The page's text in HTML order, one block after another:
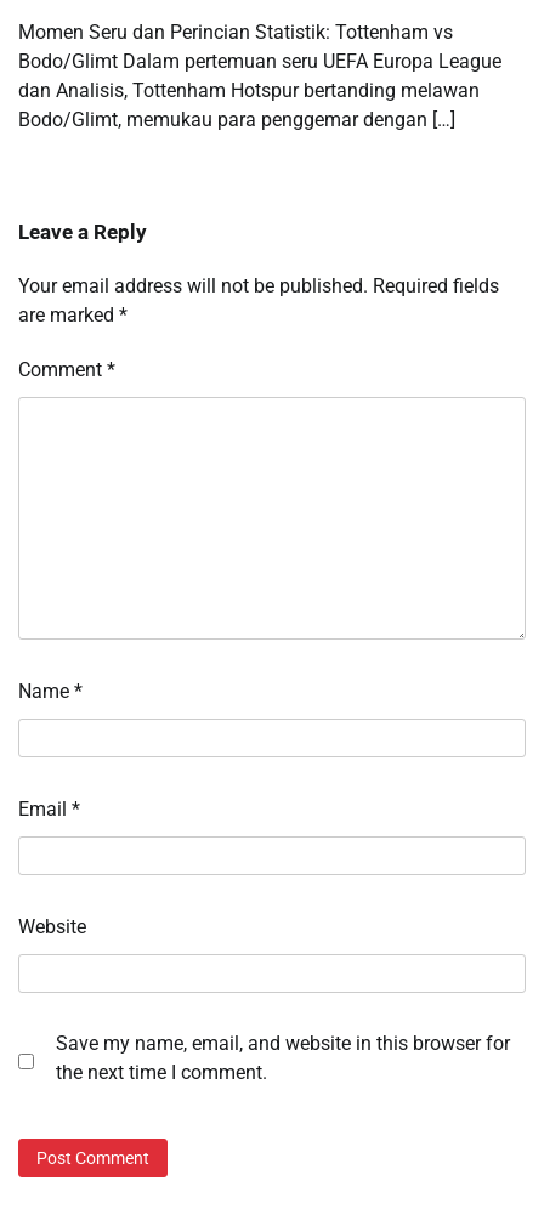
Momen Seru dan Perincian Statistik: Tottenham vs
Bodo/Glimt Dalam pertemuan seru UEFA Europa League
dan Analisis, Tottenham Hotspur bertanding melawan
Bodo/Glimt, memukau para penggemar dengan […]
Leave a Reply
Your email address will not be published. Required fields
are marked *
Comment *
Name *
Email *
Website
Save my name, email, and website in this browser for
the next time I comment.